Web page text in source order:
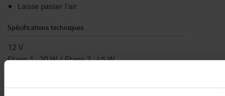
Laisse passer l'air
Spécifications techniques
12 V
Etape 1 : 20 W / Etape 2 : 45 W